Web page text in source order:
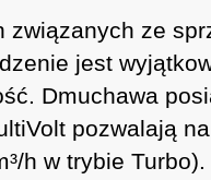
związanych ze
jest
Dmuchawa
pozwalają
h w trybie Turbo).